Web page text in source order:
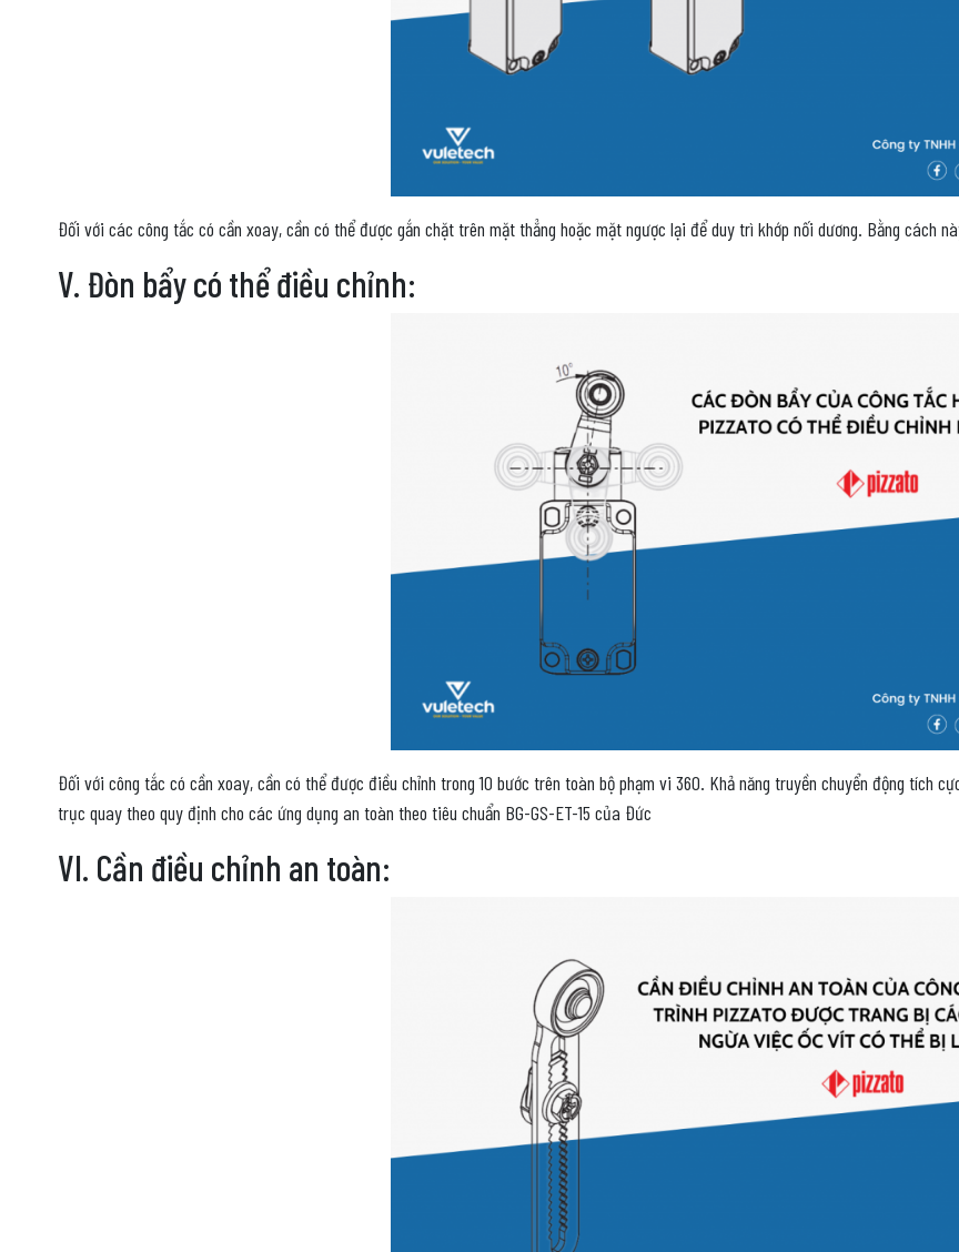
Đối với các công tắc có cần xoay, cần có thể được gắn chặt trên mặt thẳng hoặc mặt ngược lại để duy trì khớp nối dương. Bằng cách
V. Đòn bẩy có thể điều chỉnh:
Đối với công tắc có cần xoay, cần có thể được điều chỉnh trong 10 bước trên toàn bộ phạm vi 360. Khả năng truyền chuyển động tích
trục quay theo quy định cho các ứng dụng an toàn theo tiêu chuẩn BG-GS-ET-15 của Đức
VI. Cần điều chỉnh an toàn: